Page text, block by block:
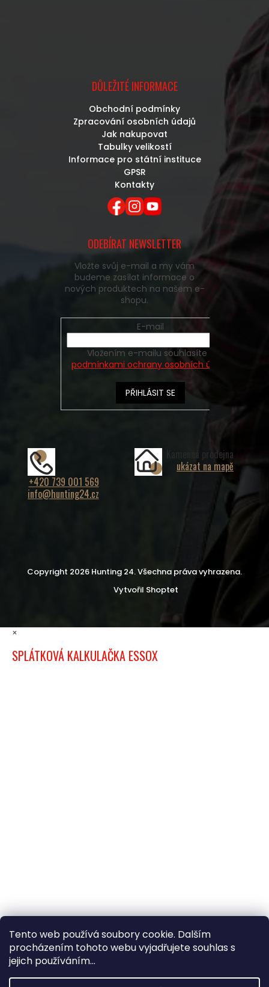
Tento web používá soubory cookie. Dalším
procházením tohoto webu vyjadřujete souhlas s
jejich používáním...
DŮLEŽITÉ INFORMACE
Obchodní podmínky
Zpracování osobních údajů
Jak nakupovat
Tabulky velikostí
Informace pro státní instituce
GPSR
Kontakty
ODEBÍRAT NEWSLETTER
Vložte svůj e-mail a my vám
budeme zasílat informace o
nových produktech na našem e-
shopu.
E-mail
podmínkami ochrany osobních údajů
PŘIHLÁSIT SE
+420 739 001 569
info@hunting24.cz
Kamenná prodejna
ukázat na mapě
Vytvořil Shoptet
Copyright 2026 Hunting 24. Všechna práva vyhrazena.
×
SPLÁTKOVÁ KALKULAČKA ESSOX
×
Hledáte nejvýhodnější cenu? Získáte jí
pomocíregistrace